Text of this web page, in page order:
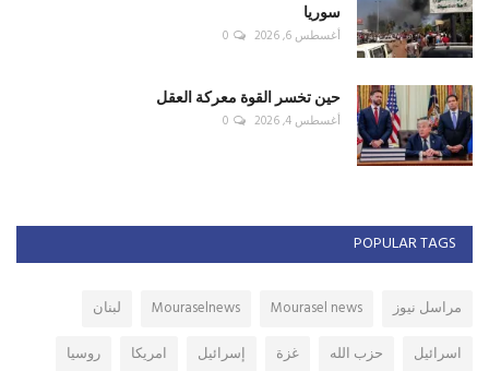
سوريا
أغسطس 6, 2026 0
حين تخسر القوة معركة العقل
أغسطس 4, 2026 0
POPULAR TAGS
مراسل نيوز Mourasel news
Mouraselnews
لبنان
اسرائيل
حزب الله غزة إسرائيل امريكا
روسيا